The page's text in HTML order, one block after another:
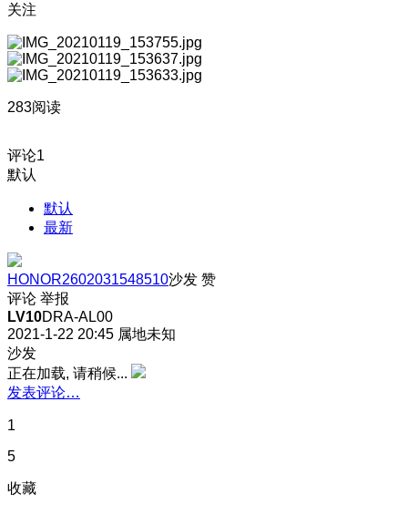
关注
283阅读
评论1
默认
默认
最新
HONOR2602031548510沙发 赞
评论 举报
LV10DRA-AL00
2021-1-22 20:45 属地未知
沙发
正在加载, 请稍候...
发表评论…
1
5
收藏